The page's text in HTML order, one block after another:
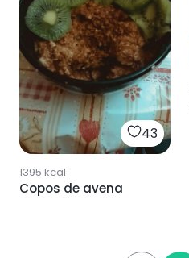
43
1395 kcal
Copos de avena